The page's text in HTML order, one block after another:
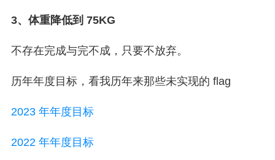
3、体重降低到 75KG
不存在完成与完不成，只要不放弃。
历年年度目标，看我历年来那些未实现的 flag
2023 年年度目标
2022 年年度目标